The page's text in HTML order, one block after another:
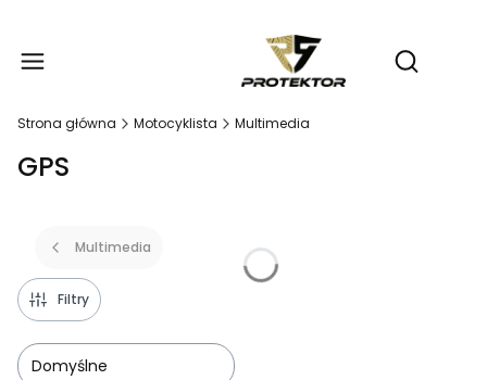
Otwórz
Strona główna Motocyklista Multimedia
GPS
Multimedia
Filtry
Domyślne